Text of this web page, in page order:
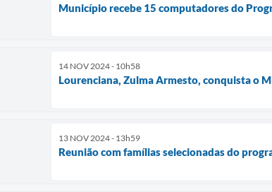
Município recebe 15 computadores do
14 NOV 2024 - 10h58
Lourenciana, Zulma Armesto, conquista o
13 NOV 2024 - 13h59
Reunião com famílias selecionadas do